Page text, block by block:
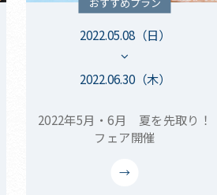
2022.05.08（日）
2022.06.30（木）
2022年5月・6月 夏を先取り！
フェア開催